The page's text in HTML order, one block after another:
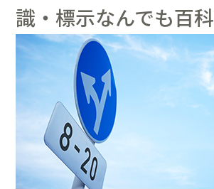
識・標示なんでも百科